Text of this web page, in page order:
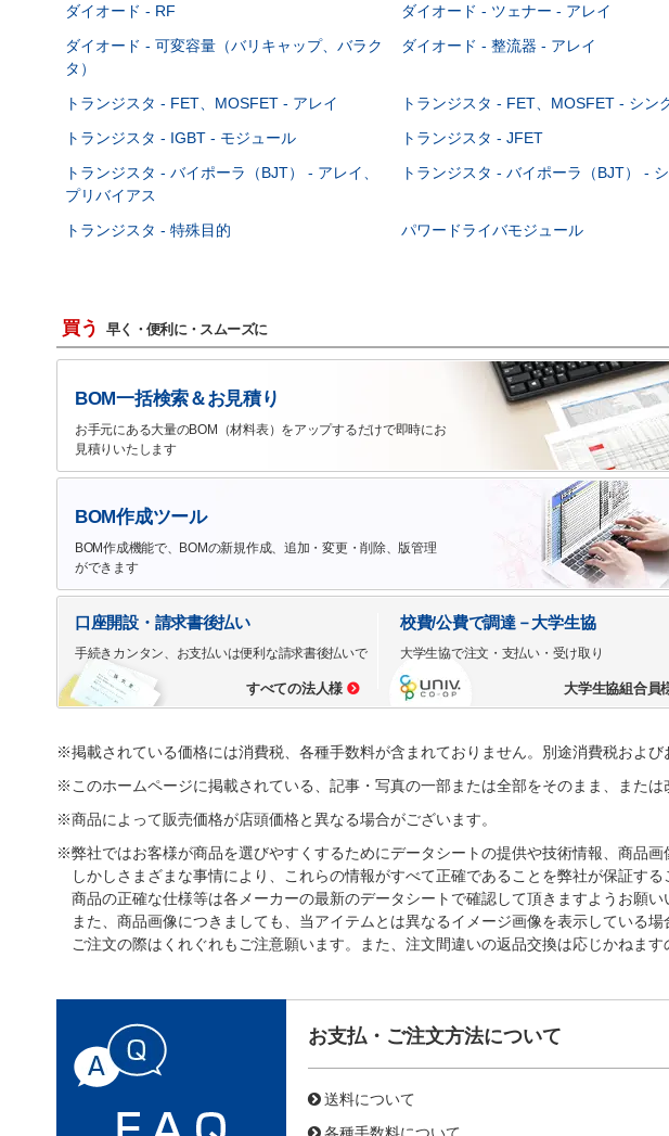
ダイオード - RF
ダイオード - ツェナー - アレイ
ダイオード - 可変容量（バリキャップ、バラク
タ）
ダイオード - 整流器 - アレイ
トランジスタ - FET、MOSFET - アレイ トランジスタ - FET、MOSFET - シン
トランジスタ - IGBT - モジュール
トランジスタ - JFET
トランジスタ - バイポーラ（BJT） - アレイ、
プリバイアス
トランジスタ - バイポーラ（BJT） -
トランジスタ - 特殊目的
パワードライバモジュール
買う 早く・便利に・スムーズに
BOM一括検索＆お見積り
お手元にある大量のBOM（材料表）をアップするだけで即時にお
見積りいたします
BOM作成ツール
BOM作成機能で、BOMの新規作成、追加・変更・削除、版管理
ができます
口座開設・請求書後払い
手続きカンタン、お支払いは便利な請求書後払いで
すべての法人様
校費/公費で調達－大学生協
大学生協で注文・支払い・受け取り
大学生協組合員
※掲載されている価格には消費税、各種手数料が含まれておりません。別途消費税および
※このホームページに掲載されている、記事・写真の一部または全部をそのまま、または
※商品によって販売価格が店頭価格と異なる場合がございます。
※弊社ではお客様が商品を選びやすくするためにデータシートの提供や技術情報、商品画
しかしさまざまな事情により、これらの情報がすべて正確であることを弊社が保証する
商品の正確な仕様等は各メーカーの最新のデータシートで確認して頂きますようお願い
また、商品画像につきましても、当アイテムとは異なるイメージ画像を表示している場
ご注文の際はくれぐれもご注意願います。また、注文間違いの返品交換は応じかねます
お支払・ご注文方法について
送料について
各種手数料について